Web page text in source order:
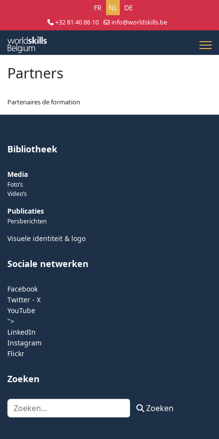
Selecteer uw taal
FR NL DE
+32 81 40 86 10
info@worldskills.be
Partners
Partenaires de formation
Bibliotheek
Media
Foto’s
Video’s
Publicaties
Persberichten
Visuele identiteit & logo
Sociale netwerken
Facebook
Twitter - X
YouTube
">
LinkedIn
Instagram
Flickr
Zoeken
Zoeken Zoeken